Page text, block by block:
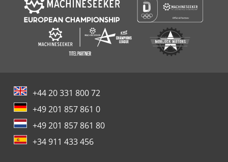
+44 20 331 800 72
+49 201 857 861 0
+49 201 857 861 80
+34 911 433 456